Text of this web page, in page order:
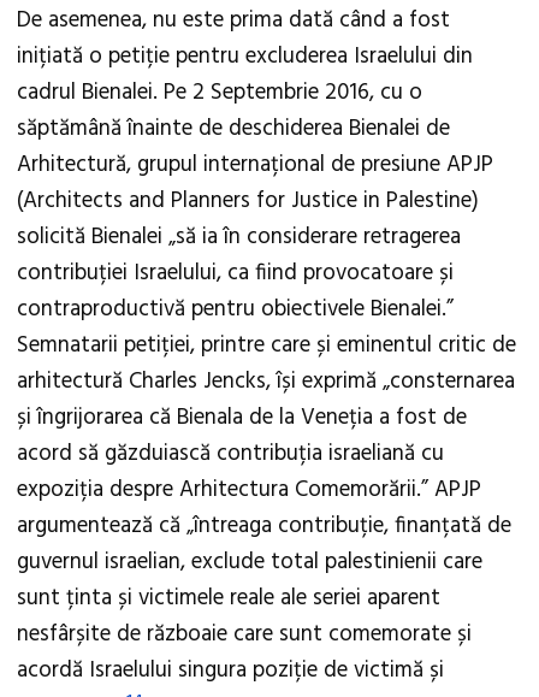
De asemenea, nu este prima dată când a fost
inițiată o petiție pentru excluderea Israelului din
cadrul Bienalei. Pe 2 Septembrie 2016, cu o
săptămână înainte de deschiderea Bienalei de
Arhitectură, grupul internațional de presiune APJP
(Architects and Planners for Justice in Palestine)
solicită Bienalei „să ia în considerare retragerea
contribuției Israelului, ca fiind provocatoare și
contraproductivă pentru obiectivele Bienalei.”
Semnatarii petiției, printre care și eminentul critic de
arhitectură Charles Jencks, își exprimă „consternarea
și îngrijorarea că Bienala de la Veneția a fost de
acord să găzduiască contribuția israeliană cu
expoziția despre Arhitectura Comemorării.” APJP
argumentează că „întreaga contribuție, finanțată de
guvernul israelian, exclude total palestinienii care
sunt ținta și victimele reale ale seriei aparent
nesfârșite de războaie care sunt comemorate și
acordă Israelului singura poziție de victimă și